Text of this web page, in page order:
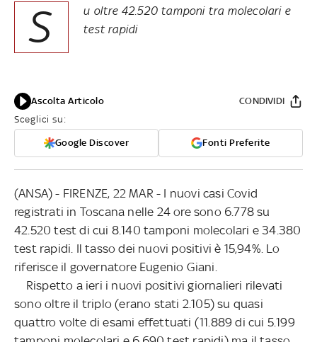
S
u oltre 42.520 tamponi tra molecolari e
test rapidi
Ascolta Articolo
Sceglici su:
Google Discover Fonti Preferite
CONDIVIDI
(ANSA) - FIRENZE, 22 MAR - I nuovi casi Covid
registrati in Toscana nelle 24 ore sono 6.778 su
42.520 test di cui 8.140 tamponi molecolari e 34.380
test rapidi. Il tasso dei nuovi positivi è 15,94%. Lo
riferisce il governatore Eugenio Giani.
Rispetto a ieri i nuovi positivi giornalieri rilevati
sono oltre il triplo (erano stati 2.105) su quasi
quattro volte di esami effettuati (11.889 di cui 5.199